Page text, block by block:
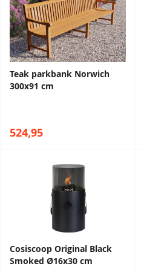
Teak parkbank Norwich
300x91 cm
524,95
Cosiscoop Original Black
Smoked Ø16x30 cm